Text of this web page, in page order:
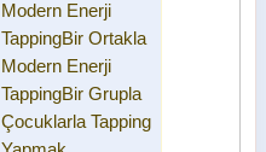
Modern Enerji
TappingBir Ortakla
Modern Enerji
TappingBir Grupla
Çocuklarla Tapping